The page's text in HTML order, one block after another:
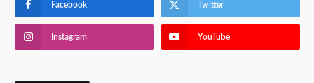
Facebook Twitter
Instagram YouTube